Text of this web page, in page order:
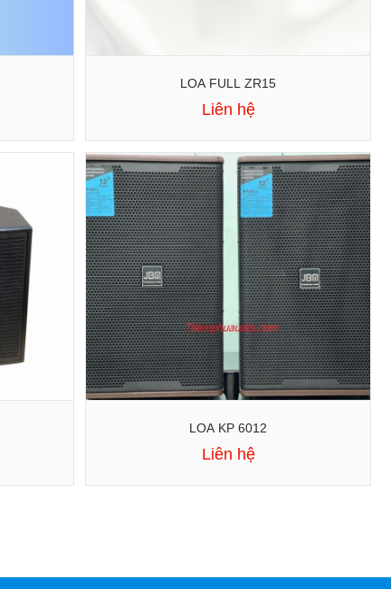
LOA FULL ZR15
Liên hệ
LOA KP 6012
Liên hệ